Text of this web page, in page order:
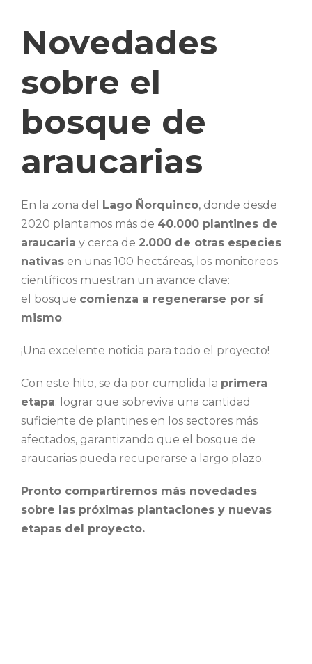
Novedades
sobre el
bosque de
araucarias
En la zona del Lago Ñorquinco, donde desde
2020 plantamos más de 40.000 plantines de
araucaria y cerca de 2.000 de otras especies
nativas en unas 100 hectáreas, los monitoreos
científicos muestran un avance clave:
el bosque comienza a regenerarse por sí
mismo.
¡Una excelente noticia para todo el proyecto!
Con este hito, se da por cumplida la primera
etapa: lograr que sobreviva una cantidad
suficiente de plantines en los sectores más
afectados, garantizando que el bosque de
araucarias pueda recuperarse a largo plazo.
Pronto compartiremos más novedades
sobre las próximas plantaciones y nuevas
etapas del proyecto.